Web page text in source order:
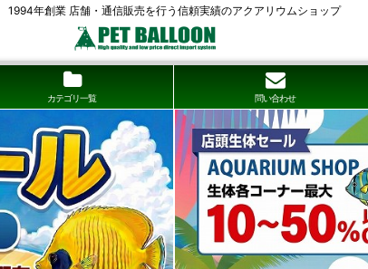
1994年創業 店舗・通信販売を行う信頼実績のアクアリウムショップ
カテゴリ一覧 問い合わせ